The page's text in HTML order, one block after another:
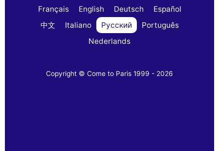
Français English Deutsch
Español
中文
Italiano Русский
Português
Nederlands
Copyright © Come to Paris 1999 - 2026